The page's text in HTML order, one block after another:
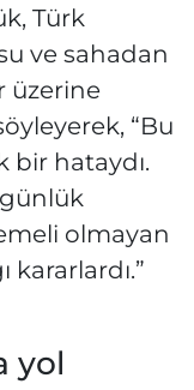
Türk
ve sahadan
üzerine
“Bu
bir hataydı.
olmayan
kararlardı.”
yol